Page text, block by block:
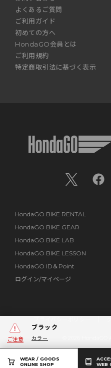
WEAR / GOODS
ONLINE SHOP
WEB
ご注意
ブラック
カラー
よくあるご質問
ご利用ガイド
初めての方へ
HondaGO会員とは
ご利用規約
特定商取引法に基づく表示
HondaGO BIKE RENTAL
HondaGO BIKE GEAR
HondaGO BIKE LAB
HondaGO BIKE LESSON
HondaGO ID＆Point
ログイン/マイページ
2026